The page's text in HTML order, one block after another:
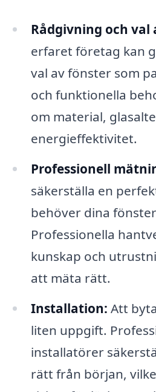
Rådgivning och val
erfaret företag kan
val av fönster som
och funktionella
om material,
energieffektivitet.
Professionell
säkerställa en
behöver dina
Professionella
kunskap och
att mäta rätt.
Installation: Att
liten uppgift.
installatörer
rätt från början,